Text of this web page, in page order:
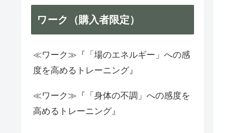
ワーク（購入者限定）
≪ワーク≫『「場のエネルギー」への感
度を高めるトレーニング』
≪ワーク≫『「身体の不調」への感度を
高めるトレーニング』